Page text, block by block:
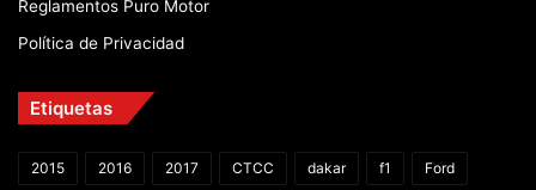
Reglamentos Puro Motor
Política de Privacidad
Etiquetas
2015 2016 2017 CTCC dakar f1 Ford